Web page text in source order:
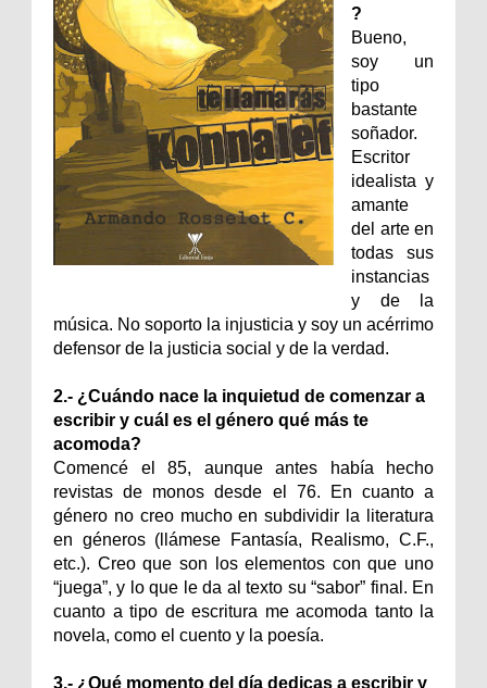
?
Bueno,
soy un
tipo
bastante
soñador.
Escritor
idealista y
amante
del arte en
todas sus
instancias
y de la
música. No soporto la injusticia y soy un acérrimo
defensor de la justicia social y de la verdad.
2.- ¿Cuándo nace la inquietud de comenzar a
escribir y cuál es el género qué más te
acomoda?
Comencé el 85, aunque antes había hecho
revistas de monos desde el 76. En cuanto a
género no creo mucho en subdividir la literatura
en géneros (llámese Fantasía, Realismo, C.F.,
etc.). Creo que son los elementos con que uno
“juega”, y lo que le da al texto su “sabor” final. En
cuanto a tipo de escritura me acomoda tanto la
novela, como el cuento y la poesía.
3.- ¿Qué momento del día dedicas a escribir y